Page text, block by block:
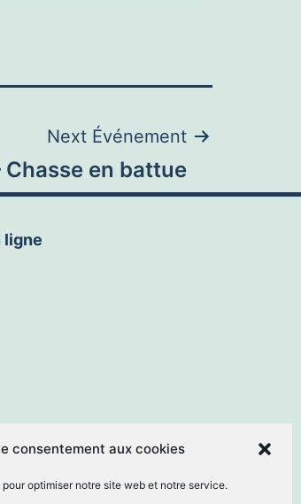
consentement aux cookies
optimiser notre site web et notre service.
Next Événement
Chasse en battue
ligne